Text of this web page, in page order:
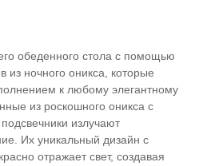
обеденного стола с помощью
из ночного оникса, которые
к любому элегантному
из роскошного оникса с
излучают
Их уникальный дизайн с
отражает свет, создавая